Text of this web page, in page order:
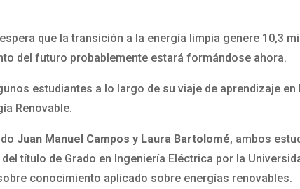
que la transición a la energía limpia genere 10,3
del futuro probablemente estará formándose ahora.
estudiantes a lo largo de su viaje de aprendizaje
Renovable.
Juan Manuel Campos y Laura Bartolomé, ambos
título de Grado en Ingeniería Eléctrica por la
conocimiento aplicado sobre energías renovables.